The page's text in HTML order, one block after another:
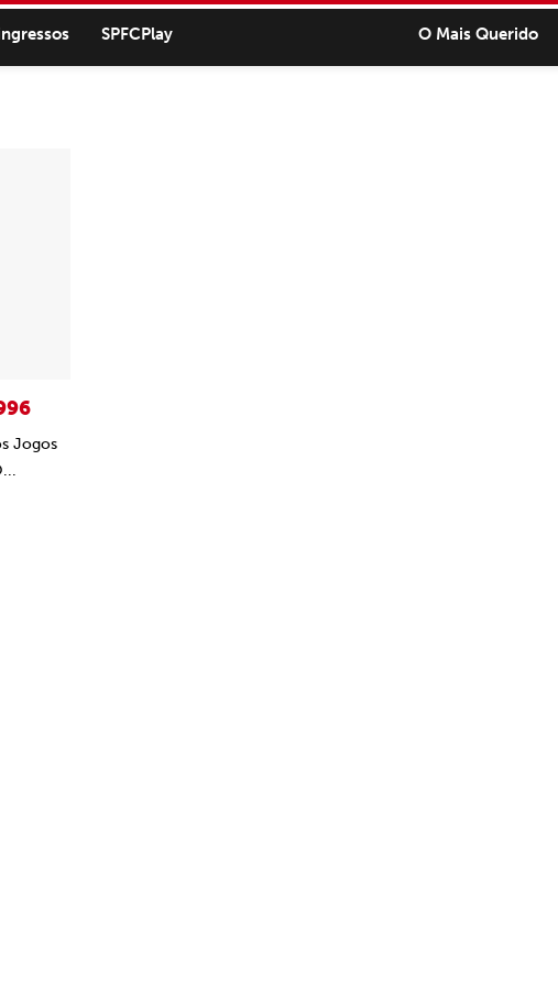
SPFCPlay O Mais Querido
Jogos